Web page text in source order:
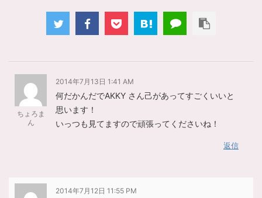
ちょろま
ん
2014年7月13日 1:41 AM
何だかんだでAKKY さん己があってすごくいいと
思います！
いっつも見てますので頑張ってくださいね！
返信
2014年7月12日 11:55 PM